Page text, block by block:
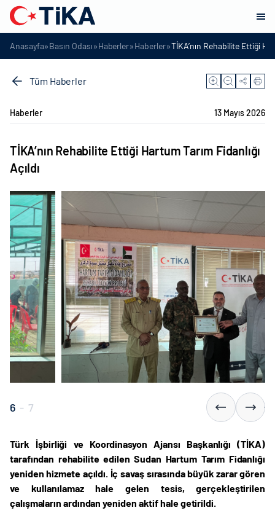
Anasayfa»Basın Odası»Haberler»Haberler»TİKA’nın Rehabilite Ettiği
Tüm Haberler
Haberler 13 Mayıs 2026
TİKA’nın Rehabilite Ettiği Hartum Tarım Fidanlığı
Açıldı
6 - 7
Türk İşbirliği ve Koordinasyon Ajansı Başkanlığı (TİKA)
tarafından rehabilite edilen Sudan Hartum Tarım Fidanlığı
yeniden hizmete açıldı. İç savaş sırasında büyük zarar gören
ve kullanılamaz hale gelen tesis, gerçekleştirilen
çalışmaların ardından yeniden aktif hale getirildi.